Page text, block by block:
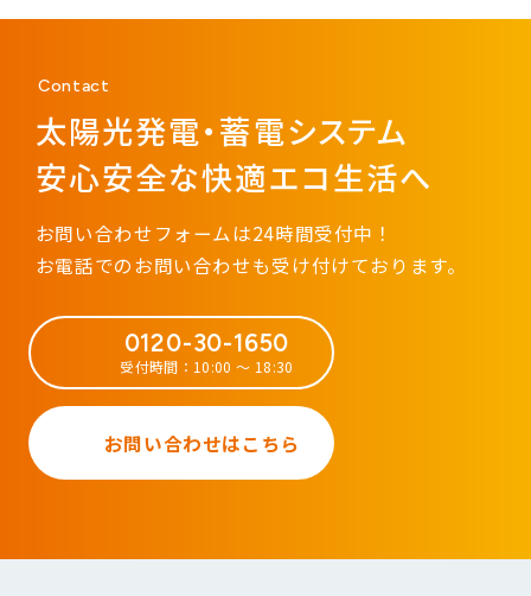
Contact
太陽光発電・蓄電システム
安心安全な快適エコ生活へ
お問い合わせフォームは24時間受付中！
お電話でのお問い合わせも受け付けております。
0120-30-1650
受付時間：10:00 ～ 18:30
お問い合わせはこちら